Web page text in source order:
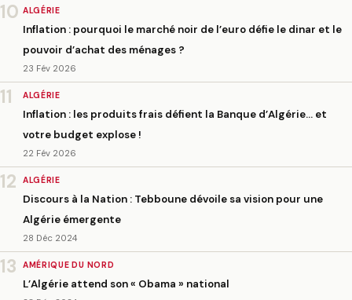
10 ALGÉRIE
Inflation : pourquoi le marché noir de l’euro défie le dinar et le
pouvoir d’achat des ménages ?
23 Fév 2026
11 ALGÉRIE
Inflation : les produits frais défient la Banque d’Algérie… et
votre budget explose !
22 Fév 2026
12 ALGÉRIE
Discours à la Nation : Tebboune dévoile sa vision pour une
Algérie émergente
28 Déc 2024
13 AMÉRIQUE DU NORD
L’Algérie attend son « Obama » national